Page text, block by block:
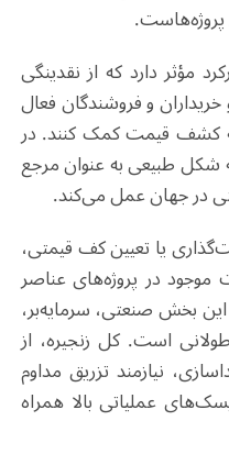
مؤثر دارد که از نقدینگی
خریداران و فروشندگان فعال
به کشف قیمت کمک کنند. در
شکل طبیعی به عنوان مرجع
در جهان عمل می‌کند.
یا تعیین کف قیمتی،
در پروژه‌های عناصر
بخش صنعتی، سرمایه‌بر،
است. کل زنجیره، از
نیازمند تزریق مداوم
عملیاتی بالا همراه